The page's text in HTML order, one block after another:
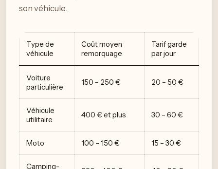
son véhicule.
Type de
véhicule
Coût moyen
remorquage
Tarif garde
par jour
Voiture
particulière
150 – 250 € 20 – 50 €
Véhicule
utilitaire
400 € et plus 30 – 60 €
Moto 100 – 150 € 15 – 30 €
Camping-